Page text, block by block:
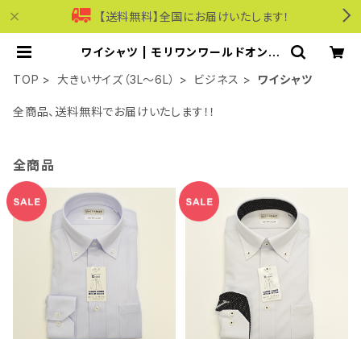
【送料無料】全国にお届けいたします！
ワイシャツ | モリワンワールドオンラ
TOP
大きいサイズ（3L～6L） ビジネス ワイシャツ
全商品、送料無料でお届けいたします！！
全商品